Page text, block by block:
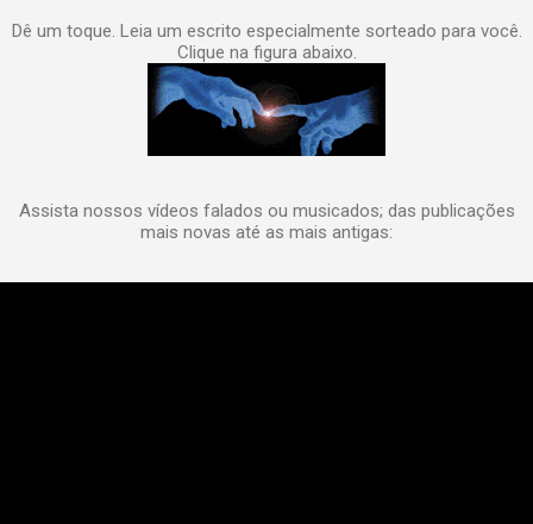
Dê um toque. Leia um escrito especialmente sorteado para você.
Clique na figura abaixo.
Assista nossos vídeos falados ou musicados; das publicações
mais novas até as mais antigas: